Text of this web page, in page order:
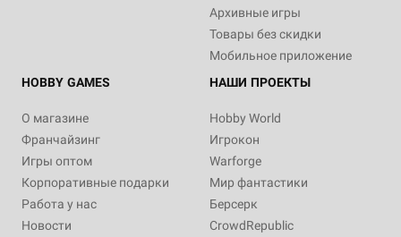
Архивные игры
Товары без скидки
Мобильное приложение
HOBBY GAMES
О магазине
Франчайзинг
Игры оптом
Корпоративные подарки
Работа у нас
Новости
НАШИ ПРОЕКТЫ
Hobby World
Игрокон
Warforge
Мир фантастики
Берсерк
CrowdRepublic